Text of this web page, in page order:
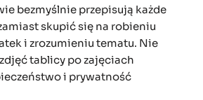
bezmyślnie przepisują każde
skupić się na robieniu
i zrozumieniu tematu. Nie
tablicy po zajęciach
i prywatność